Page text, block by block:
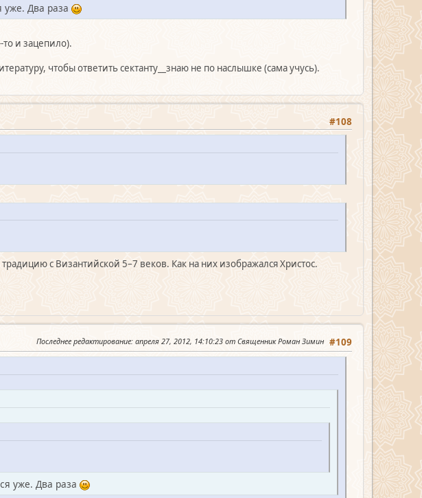
Два раза
и зацепило).
чтобы ответить сектанту__знаю не по наслышке (сама учусь).
#108
с Византийской 5–7 веков. Как на них изображался Христос.
#109
Последнее редактирование: апреля 27, 2012, 14:10:23 от Священник Роман Зимин
уже. Два раза